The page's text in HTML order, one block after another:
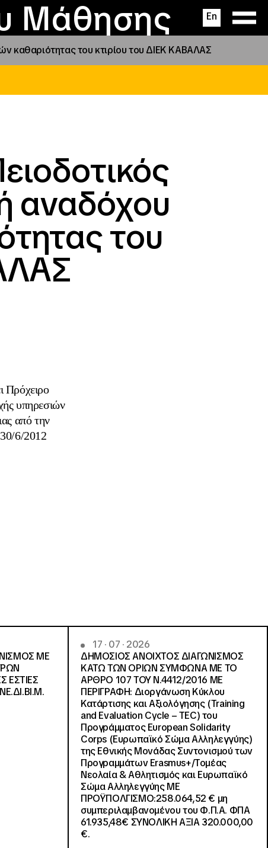
Μάθησης En
καθαριότητας του κτιρίου του ΔΙΕΚ ΚΑΒΑΛΑΣ
αναδόχου
του
υπηρεσιών
από την
6/2012
ΜΕ
ΕΣΤΙΕΣ
17 · 07 · 2026
ΔΗΜΟΣΙΟΣ ΑΝΟΙΧΤΟΣ ΔΙΑΓΩΝΙΣΜΟΣ
ΚΑΤΩ ΤΩΝ ΟΡΙΩΝ ΣΥΜΦΩΝΑ ΜΕ ΤΟ
ΑΡΘΡΟ 107 ΤΟΥ Ν.4412/2016 ΜΕ
ΠΕΡΙΓΡΑΦΗ: Διοργάνωση Κύκλου
Κατάρτισης και Αξιολόγησης (Training
and Evaluation Cycle – TEC) του
Προγράμματος European Solidarity
Corps (Ευρωπαϊκό Σώμα Αλληλεγγύης)
της Εθνικής Μονάδας Συντονισμού των
Προγραμμάτων Erasmus+/Τομέας
Νεολαία & Αθλητισμός και Ευρωπαϊκό
Σώμα Αλληλεγγύης ΜΕ
ΠΡΟΫΠΟΛΓΙΣΜΟ:258.064,52 € μη
συμπεριλαμβανομένου του Φ.Π.Α. ΦΠΑ
61.935,48€ ΣΥΝΟΛΙΚΗ ΑΞΙΑ 320.000,00
€.